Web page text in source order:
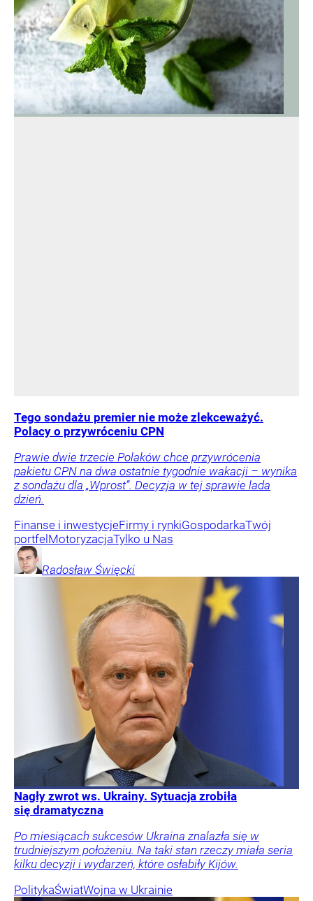
Tego sondażu premier nie może zlekceważyć.
Polacy o przywróceniu CPN
Prawie dwie trzecie Polaków chce przywrócenia
pakietu CPN na dwa ostatnie tygodnie wakacji – wynika
z sondażu dla „Wprost”. Decyzja w tej sprawie lada
dzień.
Finanse i inwestycjeFirmy i rynkiGospodarkaTwój
portfel MotoryzacjaTylko u Nas
Radosław Święcki
Nagły zwrot ws. Ukrainy. Sytuacja zrobiła
się dramatyczna
Po miesiącach sukcesów Ukraina znalazła się w
trudniejszym położeniu. Na taki stan rzeczy miała seria
kilku decyzji i wydarzeń, które osłabiły Kijów.
PolitykaŚwiatWojna w Ukrainie